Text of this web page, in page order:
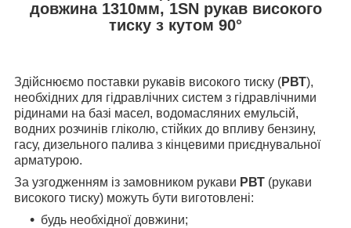
довжина 1310мм, 1SN рукав високого
тиску з кутом 90°
Здійснюємо поставки рукавів високого тиску (РВТ),
необхідних для гідравлічних систем з гідравлічними
рідинами на базі масел, водомасляних емульсій,
водних розчинів гліколю, стійких до впливу бензину,
гасу, дизельного палива з кінцевими приєднувальної
арматурою.
За узгодженням із замовником рукави РВТ (рукави
високого тиску) можуть бути виготовлені:
будь необхідної довжини;